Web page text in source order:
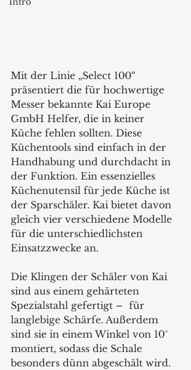
Mit der Linie „Select 100“
präsentiert die für hochwertige
Messer bekannte Kai Europe
GmbH Helfer, die in keiner
Küche fehlen sollten. Diese
Küchentools sind einfach in der
Handhabung und durchdacht in
der Funktion. Ein essenzielles
Küchenutensil für jede Küche ist
der Sparschäler. Kai bietet davon
gleich vier verschiedene Modelle
für die unterschiedlichsten
Einsatzzwecke an.
Die Klingen der Schäler von Kai
sind aus einem gehärteten
Spezialstahl gefertigt –  für
langlebige Schärfe. Außerdem
sind sie in einem Winkel von 10°
montiert, sodass die Schale
besonders dünn abgeschält wird.